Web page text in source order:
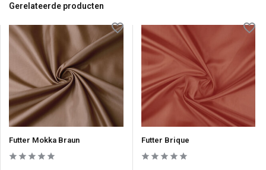
Gerelateerde producten
Futter Mokka Braun Futter Brique